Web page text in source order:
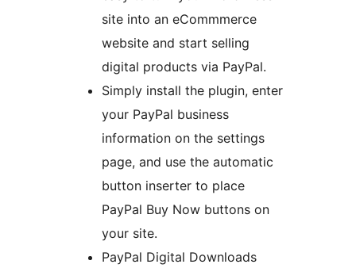
site into an eCommmerce
website and start selling
digital products via PayPal.
Simply install the plugin, enter
your PayPal business
information on the settings
page, and use the automatic
button inserter to place
PayPal Buy Now buttons on
your site.
PayPal Digital Downloads